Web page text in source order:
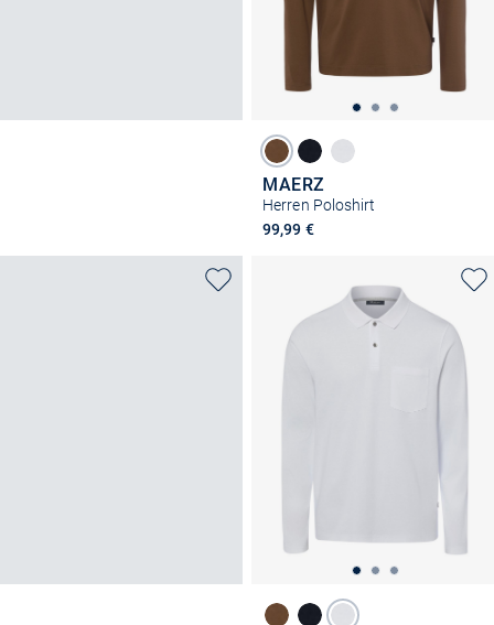
MAERZ
Herren Poloshirt
99,99 €